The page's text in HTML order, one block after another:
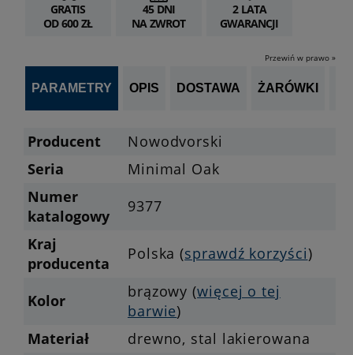
GRATIS
OD 600 ZŁ
45 DNI
NA ZWROT
2 LATA
GWARANCJI
Przewiń w prawo »
PARAMETRY OPIS DOSTAWA ŻARÓWKI
Producent
Nowodvorski
Seria
Minimal Oak
Numer
katalogowy
9377
Kraj
producenta
Polska (sprawdź korzyści)
Kolor brązowy (więcej o tej
barwie)
Materiał
drewno, stal lakierowana